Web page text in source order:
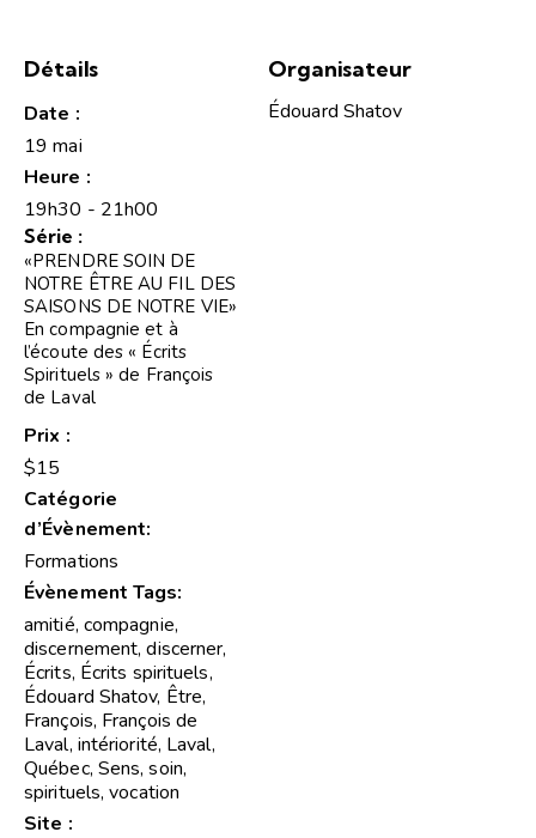
Détails
Date :
19 mai
Heure :
19h30 - 21h00
Série :
«PRENDRE SOIN DE
NOTRE ÊTRE AU FIL DES
SAISONS DE NOTRE VIE»
En compagnie et à
l’écoute des « Écrits
Spirituels » de François
de Laval
Prix :
$15
Catégorie
d’Évènement:
Formations
Évènement Tags:
amitié, compagnie,
discernement,discerner,
Écrits, Écrits spirituels,
Édouard Shatov, Être,
François, François de
Laval, intériorité, Laval,
Québec, Sens,soin,
spirituels,vocation
Site :
Organisateur
Édouard Shatov